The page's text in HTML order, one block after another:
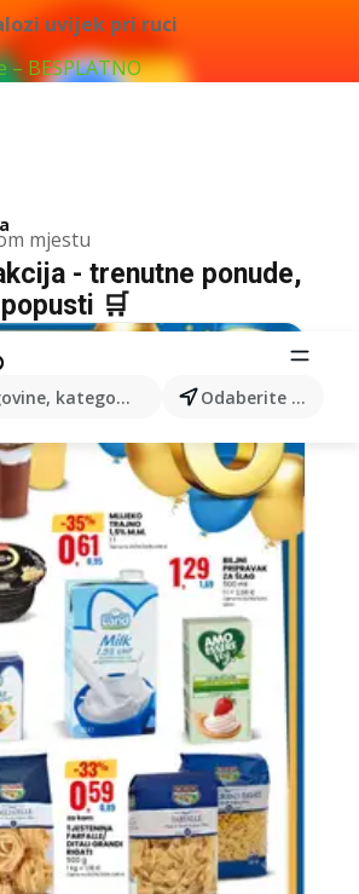
uvijek pri ruci
BESPLATNO
mjestu
kategorije, proizvode... Odaberite grad
- trenutne ponude,
🛒